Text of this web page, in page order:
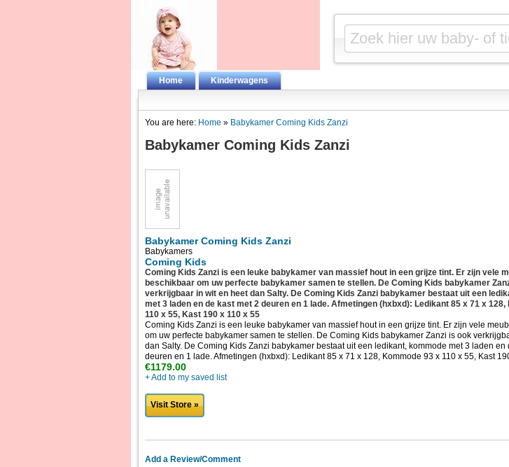
Home Kinderwagens
You are here: Home » Babykamer Coming Kids Zanzi
Babykamer Coming Kids Zanzi
Babykamer Coming Kids Zanzi
Babykamers
Coming Kids
Coming Kids Zanzi is een leuke babykamer van massief hout in een grijze tint. Er zijn vele
beschikbaar om uw perfecte babykamer samen te stellen. De Coming Kids babykamer
verkrijgbaar in wit en heet dan Salty. De Coming Kids Zanzi babykamer bestaat uit een
met 3 laden en de kast met 2 deuren en 1 lade. Afmetingen (hxbxd): Ledikant 85 x 71 x 128,
110 x 55, Kast 190 x 110 x 55
Coming Kids Zanzi is een leuke babykamer van massief hout in een grijze tint. Er zijn vele
om uw perfecte babykamer samen te stellen. De Coming Kids babykamer Zanzi is ook
dan Salty. De Coming Kids Zanzi babykamer bestaat uit een ledikant, kommode met 3 laden en
deuren en 1 lade. Afmetingen (hxbxd): Ledikant 85 x 71 x 128, Kommode 93 x 110 x 55, Kast
€1179.00
+ Add to my saved list
Visit Store »
Add a Review/Comment